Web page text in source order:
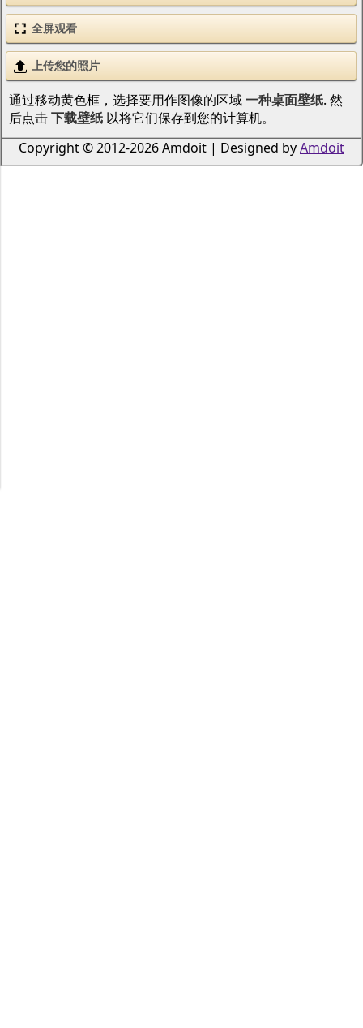
全屏观看
上传您的照片
通过移动黄色框，选择要用作图像的区域一种桌面壁纸. 然
后点击下载壁纸以将它们保存到您的计算机。
Copyright © 2012-2026 Amdoit | Designed byAmdoit